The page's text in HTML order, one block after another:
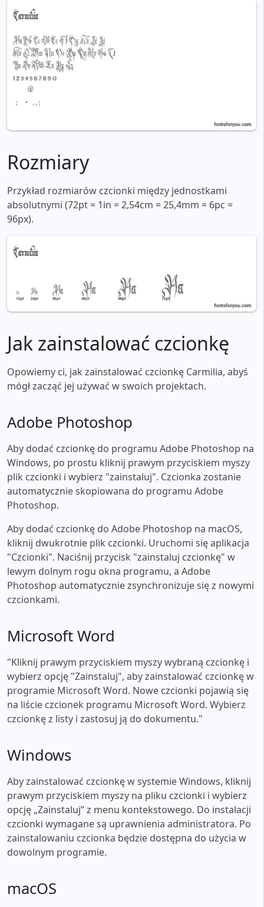
Rozmiary
Przykład rozmiarów czcionki między jednostkami
absolutnymi (72pt = 1in = 2,54cm = 25,4mm = 6pc =
96px).
Jak zainstalować czcionkę
Opowiemy ci, jak zainstalować czcionkę Carmilia, abyś
mógł zacząć jej używać w swoich projektach.
Adobe Photoshop
Aby dodać czcionkę do programu Adobe Photoshop na
Windows, po prostu kliknij prawym przyciskiem myszy
plik czcionki i wybierz "zainstaluj". Czcionka zostanie
automatycznie skopiowana do programu Adobe
Photoshop.
Aby dodać czcionkę do Adobe Photoshop na macOS,
kliknij dwukrotnie plik czcionki. Uruchomi się aplikacja
"Czcionki". Naciśnij przycisk "zainstaluj czcionkę" w
lewym dolnym rogu okna programu, a Adobe
Photoshop automatycznie zsynchronizuje się z nowymi
czcionkami.
Microsoft Word
"Kliknij prawym przyciskiem myszy wybraną czcionkę i
wybierz opcję "Zainstaluj", aby zainstalować czcionkę w
programie Microsoft Word. Nowe czcionki pojawią się
na liście czcionek programu Microsoft Word. Wybierz
czcionkę z listy i zastosuj ją do dokumentu."
Windows
Aby zainstalować czcionkę w systemie Windows, kliknij
prawym przyciskiem myszy na pliku czcionki i wybierz
opcję „Zainstaluj” z menu kontekstowego. Do instalacji
czcionki wymagane są uprawnienia administratora. Po
zainstalowaniu czcionka będzie dostępna do użycia w
dowolnym programie.
macOS